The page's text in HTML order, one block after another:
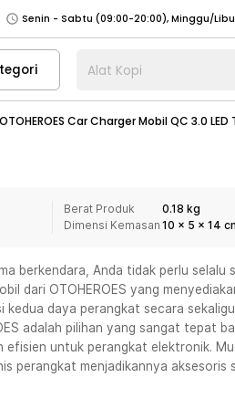
Senin - Jumat (07:00 - 20:00),
Senin - Jumat (08:00 - 20:00), Sabtu -
Senin - Jumat (08:00 - 20:00), Sabtu -
Senin - Sabtu (09:00-20:00), Minggu/
Senin - Sabtu (09:00-20:00), Minggu/
Senin - Jumat (07:00 - 20:00),
Senin - Jumat (08:00 - 20:00), Sabtu -
Senin - Jumat (08:00 - 20:00), Sabtu -
Alat Kopi
OTOHEROES Car Charger Mobil QC 3.0
Berat Produk
0.18 kg
Dimensi Kemasan 10 x 5 x 14
berkendara, Anda tidak perlu selalu
dari OTOHEROES yang
kedua daya perangkat secara
adalah pilihan yang sangat tepat
untuk perangkat elektronik.
perangkat menjadikannya aksesoris